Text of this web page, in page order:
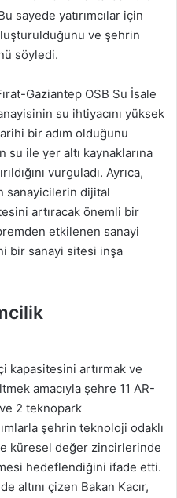
sayede yatırımcılar için
ve şehrin
söyledi.
Gaziantep OSB Su İsale
su ihtiyacını yüksek
bir adım olduğunu
su ile yer altı kaynaklarına
vurguladı. Ayrıca,
sanayicilerin dijital
artıracak önemli bir
etkilenen sanayi
bir sanayi sitesi inşa
kapasitesini artırmak ve
amacıyla şehre 11 AR-
2 teknopark
şehrin teknoloji odaklı
küresel değer zincirlerinde
hedeflendiğini ifade etti.
altını çizen Bakan Kacır,